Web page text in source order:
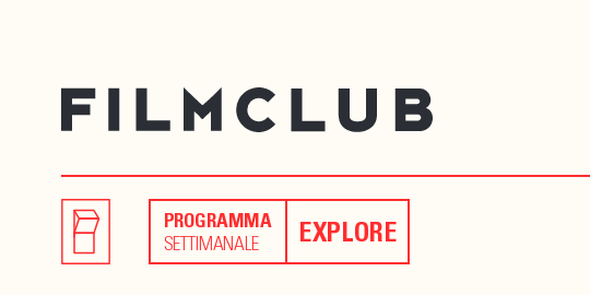
PROGRAMMA
SETTIMANALE EXPLORE